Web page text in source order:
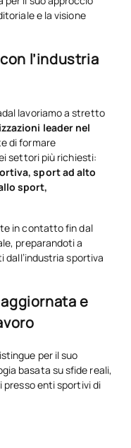
e la visione
l’industria
lavoriamo a stretto
leader nel
di formare
settori più richiesti:
sport ad alto
sport,
in contatto fin dal
preparandoti a
dall’industria sportiva
e
per il suo
basata su sfide reali,
enti sportivi di